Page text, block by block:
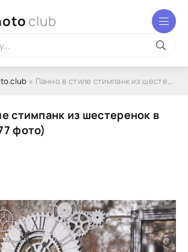
club
» Панно в стиле стимпанк из шестеренок в интерьере (77 фото)
стимпанк из шестеренок в
фото)